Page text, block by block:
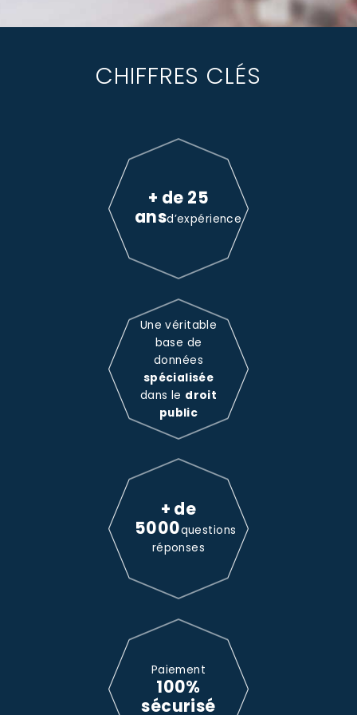
CHIFFRES CLÉS
+ de 25
ansd’expérience
Une véritable
base de
données
spécialisée
dans le droit
public
+ de
5000questions
réponses
Paiement
100%
sécurisé